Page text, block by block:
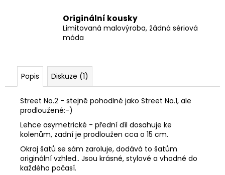
Originální kousky
Limitovaná malovýroba, žádná sériová
móda
Popis Diskuze (1)
Street No.2 - stejně pohodlné jako Street No.1, ale
prodloužené:-)
Lehce asymetrické - přední díl dosahuje ke
kolenům, zadní je prodloužen cca o 15 cm.
Okraj šatů se sám zaroluje, dodává to šatům
originální vzhled.. Jsou krásné, stylové a vhodné do
každého počasí.